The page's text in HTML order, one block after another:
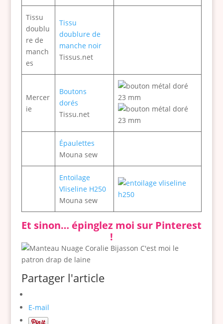
Tissu
doublu
re de
manch
es
Tissu
doublure de
manche noir
Tissus.net
Mercer
ie
Boutons
dorés
Tissu.net
Épaulettes
Mouna sew
Entoilage
Vliseline H250
Mouna sew
Et sinon… épinglez moi sur Pinterest
!
Partager l'article
E-mail